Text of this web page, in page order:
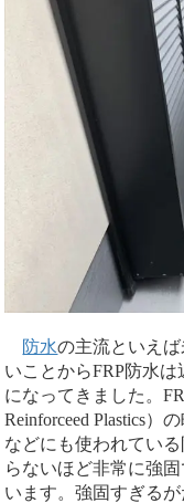
防水の主流といえ
いことからFRP防水
になってきました。
Reinforceed Plastics）
などにも使われてい
らないほど非常に強
います。強固すぎる